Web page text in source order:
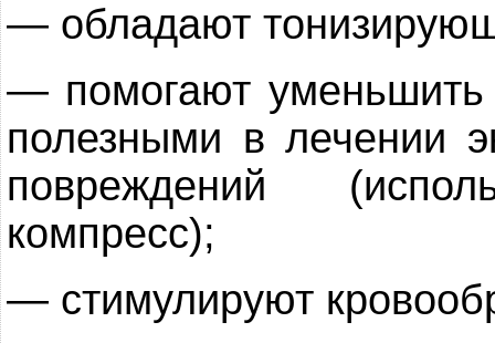
— обладают
— помогают уменьшить
полезными в лечении
повреждений
компресс);
— стимулируют